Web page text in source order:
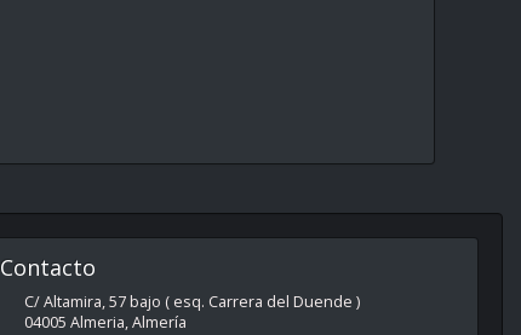
Contacto
C/ Altamira, 57 bajo ( esq. Carrera del Duende )
04005 Almeria,Almería